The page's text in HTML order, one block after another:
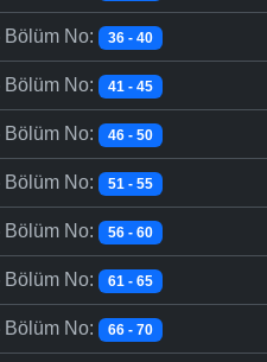
Bölüm No: 36 - 40
Bölüm No: 41 - 45
Bölüm No: 46 - 50
Bölüm No: 51 - 55
Bölüm No: 56 - 60
Bölüm No: 61 - 65
Bölüm No: 66 - 70